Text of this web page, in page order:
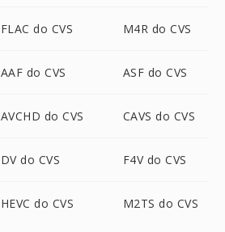
FLAC do CVS M4R do CVS
AAF do CVS ASF do CVS
AVCHD do CVS CAVS do CVS
DV do CVS F4V do CVS
HEVC do CVS M2TS do CVS